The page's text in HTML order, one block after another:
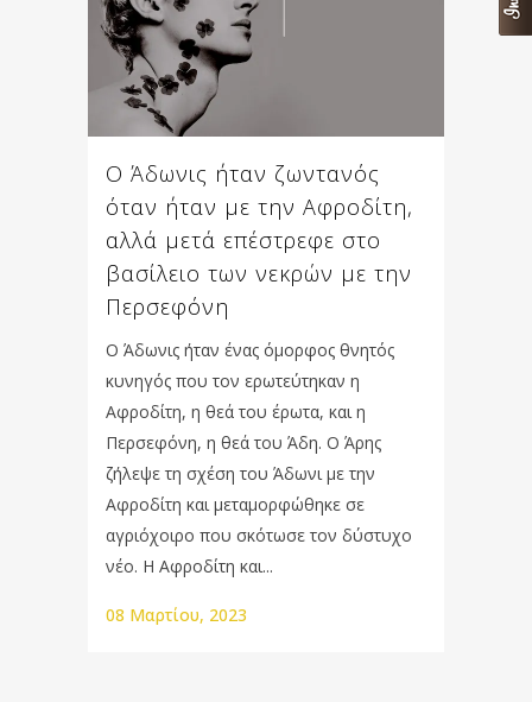
Ο Άδωνις ήταν ζωντανός
όταν ήταν με την Αφροδίτη,
αλλά μετά επέστρεφε στο
βασίλειο των νεκρών με την
Περσεφόνη
Ο Άδωνις ήταν ένας όμορφος θνητός
κυνηγός που τον ερωτεύτηκαν η
Αφροδίτη, η θεά του έρωτα, και η
Περσεφόνη, η θεά του Άδη. Ο Άρης
ζήλεψε τη σχέση του Άδωνι με την
Αφροδίτη και μεταμορφώθηκε σε
αγριόχοιρο που σκότωσε τον δύστυχο
νέο. Η Αφροδίτη και...
08 Μαρτίου, 2023